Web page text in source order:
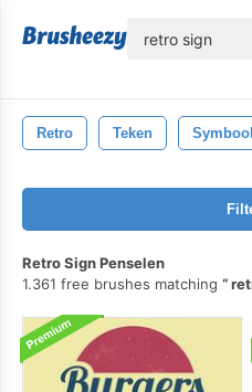
Retro Teken Symbool
Retro Sign Penselen
1.361 free brushes matching